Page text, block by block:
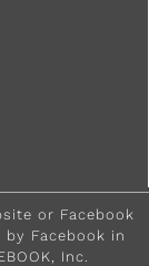
or Facebook
Facebook in
Inc.